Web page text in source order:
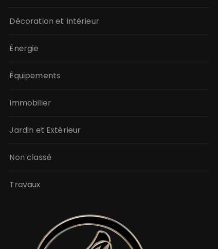
Décoration et Intérieur
Énergie
Équipements
Immobilier
Jardin et Extérieur
Non classé
Travaux